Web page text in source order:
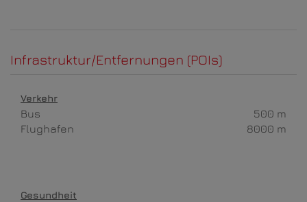
Infrastruktur/Entfernungen (POIs)
Verkehr
Bus
500 m
Flughafen
8000 m
Gesundheit